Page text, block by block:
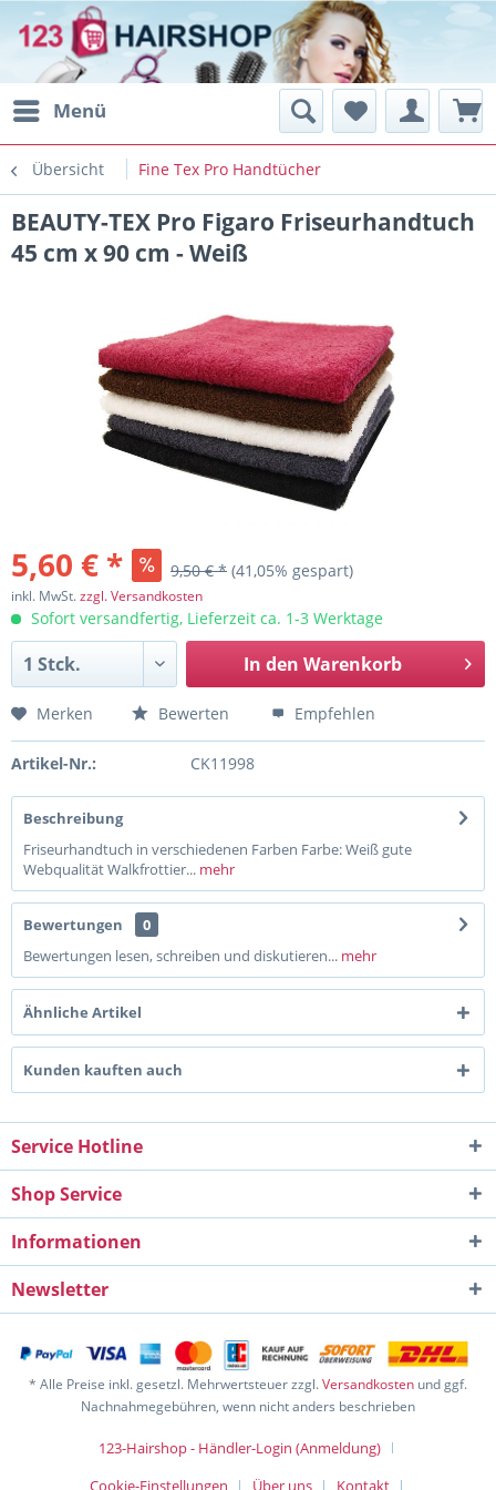
Menü
Übersicht Fine Tex Pro Handtücher
BEAUTY-TEX Pro Figaro Friseurhandtuch
45 cm x 90 cm - Weiß
5,60 € * 9,50 € * (41,05% gespart)
inkl. MwSt.zzgl. Versandkosten
Sofort versandfertig, Lieferzeit ca. 1-3 Werktage
In den Warenkorb
Merken Bewerten Empfehlen
Artikel-Nr.: CK11998
Beschreibung
Friseurhandtuch in verschiedenen Farben Farbe: Weiß gute
Webqualität Walkfrottier... mehr
Bewertungen
0
Bewertungen lesen, schreiben und diskutieren... mehr
Ähnliche Artikel
Kunden kauften auch
Service Hotline
Shop Service
Informationen
Newsletter
* Alle Preise inkl. gesetzl. Mehrwertsteuer zzgl.Versandkosten und ggf.
Nachnahmegebühren, wenn nicht anders beschrieben
123-Hairshop - Händler-Login (Anmeldung)
Cookie-Einstellungen
Über uns Kontakt